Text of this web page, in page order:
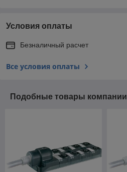
Условия оплаты
Безналичный расчет
Все условия оплаты
Подобные товары компании